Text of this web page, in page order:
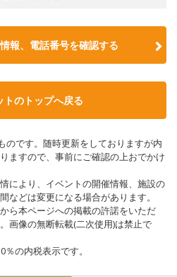
報、電話番号を確認する
トのトップへ戻る
です。随時更新をしておりますが内
ますので、事前にご確認の上おでかけ
により、イベントの開催情報、施設の
などは変更になる場合があります。
ら本ページへの掲載の許諾をいただ
画像の無断転載(二次使用)は禁止で
の内税表示です。